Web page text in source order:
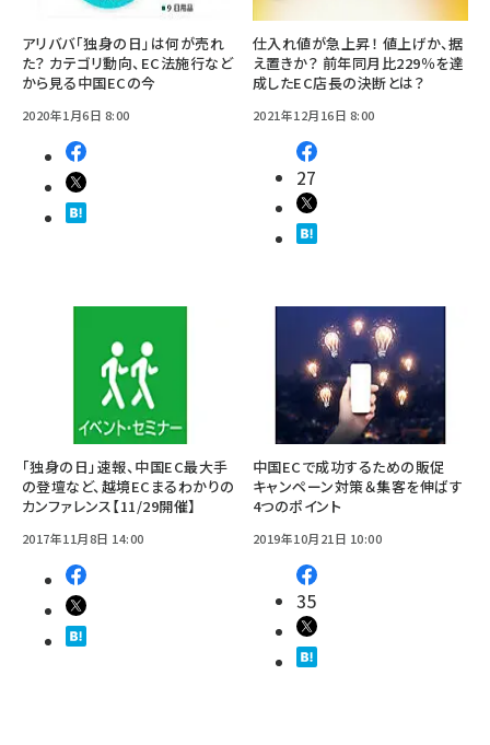
アリババ「独身の日」は何が売れ
た？ カテゴリ動向、EC法施行など
から見る中国ECの今
2020年1月6日 8:00
仕入れ値が急上昇！ 値上げか、据
え置きか？ 前年同月比229％を達
成したEC店長の決断とは？
2021年12月16日 8:00
27
「独身の日」速報、中国EC最大手
の登壇など、越境ECまるわかりの
カンファレンス【11/29開催】
2017年11月8日 14:00
中国ECで成功するための販促
キャンペーン対策＆集客を伸ばす
4つのポイント
2019年10月21日 10:00
35